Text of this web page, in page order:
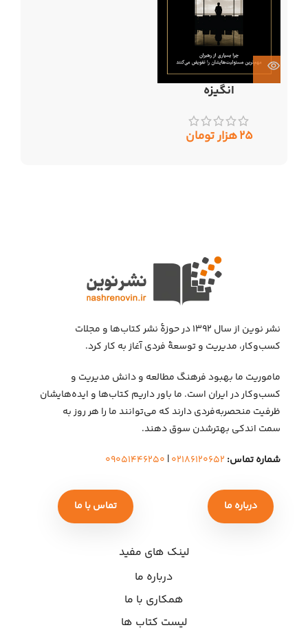
انگیزه
۲۵هزار تومان
نشر نوین از سال ۱۳۹۲ در حوزهٔ نشر کتاب‌ها و مجلات
کسب‌وکار، مدیریت و توسعهٔ فردی آغاز به کار کرد.
ماموریت ما بهبود فرهنگ مطالعه و دانش مدیریت و
کسب‌وکار در ایران است. ما باور داریم کتاب‌ها و ایده‌هایشان
ظرفیت منحصربه‌فردی دارند که می‌توانند ما را هر روز به
سمت اندکی بهتر‌شدن سوق دهند.
شماره تماس: ۰۲۱۸۶۱۲۰۶۵۲| ۰۹۰۵۱۴۴۶۲۵۰
درباره ما تماس با ما
لینک های مفید
درباره ما
همکاری با ما
لیست کتاب ها